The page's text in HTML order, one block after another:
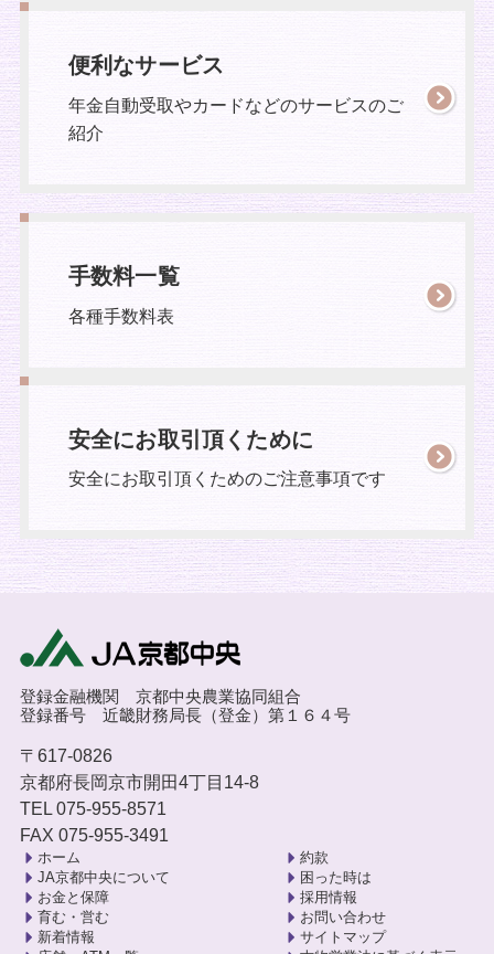
便利なサービス
年金自動受取やカードなどのサービスのご
紹介
手数料一覧
各種手数料表
安全にお取引頂くために
安全にお取引頂くためのご注意事項です
登録金融機関 京都中央農業協同組合
登録番号 近畿財務局長（登金）第１６４号
〒617-0826
京都府長岡京市開田4丁目14-8
TEL 075-955-8571
FAX 075-955-3491
ホーム
JA京都中央について
お金と保障
育む・営む
新着情報
約款
困った時は
採用情報
お問い合わせ
サイトマップ